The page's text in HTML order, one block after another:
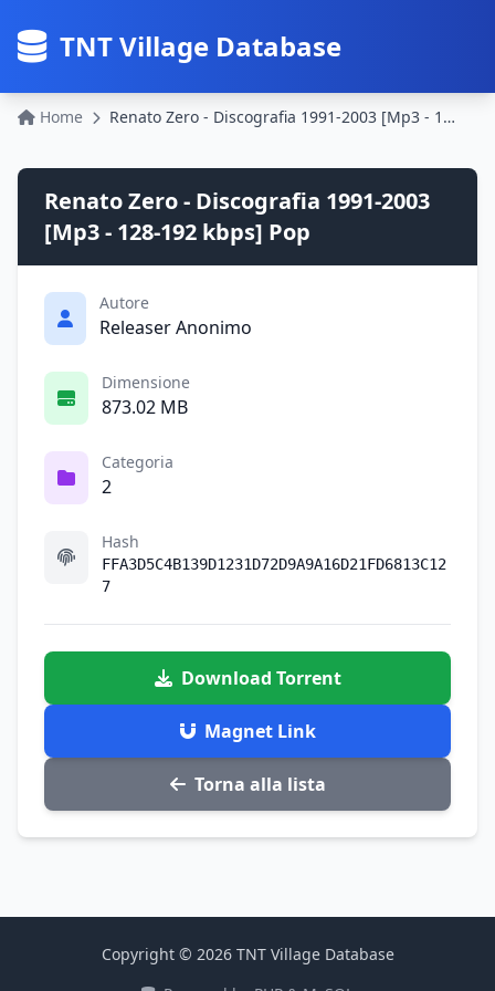
TNT Village Database
Home Renato Zero - Discografia 1991-2003 [Mp3 - 128-192 kbps] Pop
Renato Zero - Discografia 1991-2003
[Mp3 - 128-192 kbps] Pop
Autore
Releaser Anonimo
Dimensione
873.02 MB
Categoria
2
Hash
FFA3D5C4B139D1231D72D9A9A16D21FD6813C12
7
Download Torrent
Magnet Link
Torna alla lista
Copyright © 2026 TNT Village Database